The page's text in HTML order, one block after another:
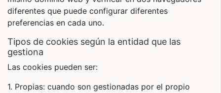
diferentes que puede configurar diferentes
preferencias en cada uno.
tipos de cookies según la entidad que las
gestiona
Las cookies pueden ser:
1. Propias: cuando son gestionadas por el propio